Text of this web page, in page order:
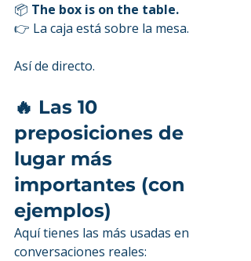
📦 The box is on the table.
👉 La caja está sobre la mesa.
Así de directo.
🔥 Las 10
preposiciones de
lugar más
importantes (con
ejemplos)
Aquí tienes las más usadas en
conversaciones reales: